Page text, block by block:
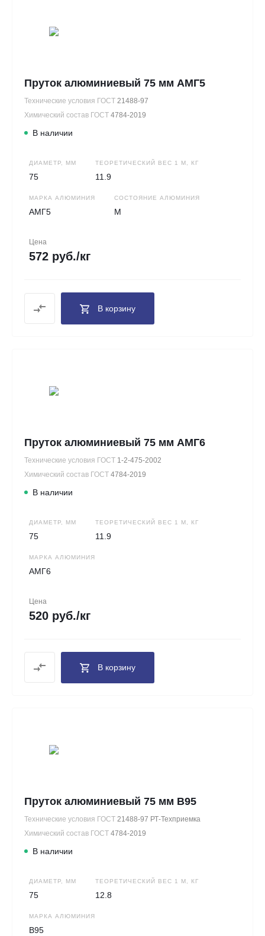
Пруток алюминиевый 75 мм АМГ5
Технические условия ГОСТ 21488-97
Химический состав ГОСТ 4784-2019
В наличии
ДИАМЕТР, ММ
75
ТЕОРЕТИЧЕСКИЙ ВЕС 1 М, КГ
11.9
МАРКА АЛЮМИНИЯ
АМГ5
СОСТОЯНИЕ АЛЮМИНИЯ
М
Цена
572 руб./кг
В корзину
Пруток алюминиевый 75 мм АМГ6
Технические условия ГОСТ 1-2-475-2002
Химический состав ГОСТ 4784-2019
В наличии
ДИАМЕТР, ММ
75
ТЕОРЕТИЧЕСКИЙ ВЕС 1 М, КГ
11.9
МАРКА АЛЮМИНИЯ
АМГ6
Цена
520 руб./кг
В корзину
Пруток алюминиевый 75 мм В95
Технические условия ГОСТ 21488-97 РТ-Техприемка
Химический состав ГОСТ 4784-2019
В наличии
ДИАМЕТР, ММ
75
ТЕОРЕТИЧЕСКИЙ ВЕС 1 М, КГ
12.8
МАРКА АЛЮМИНИЯ
В95